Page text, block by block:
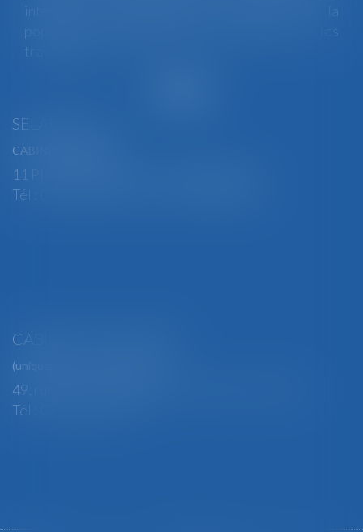
intenses, qui constituent un risque pour la
population générale, mais également pour les
travailleurs...
SELARL BGBJ
CABINET PRINCIPAL
11 Place Edmond Henry - 88000 ÉPINAL
Tél : 03 29 82 29 04 - Fax : 03 29 64 06 84
CABINET SECONDAIRE
(uniquement sur rendez-vous)
49, rue Thiers - 88100 SAINT-DIÉ DES VOSGES
Tél : 03 29 56 15 98